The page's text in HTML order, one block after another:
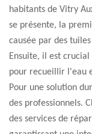
habitants de Vitry
se présente, la
causée par des
Ensuite, il est
pour recueillir l'eau
Pour une solution
des professionnels.
des services de